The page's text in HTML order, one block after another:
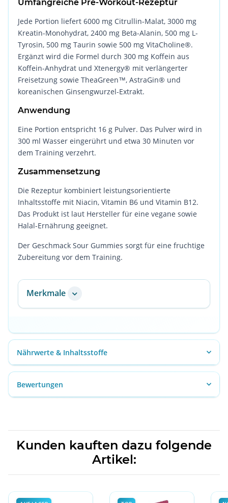
Umfangreiche Pre-Workout-Rezeptur
Jede Portion liefert 6000 mg Citrullin-Malat, 3000 mg
Kreatin-Monohydrat, 2400 mg Beta-Alanin, 500 mg L-
Tyrosin, 500 mg Taurin sowie 500 mg VitaCholine®.
Ergänzt wird die Formel durch 300 mg Koffein aus
Koffein-Anhydrat und Xtenergy® mit verlängerter
Freisetzung sowie TheaGreen™, AstraGin® und
koreanischen Ginsengwurzel-Extrakt.
Anwendung
Eine Portion entspricht 16 g Pulver. Das Pulver wird in
300 ml Wasser eingerührt und etwa 30 Minuten vor
dem Training verzehrt.
Zusammensetzung
Die Rezeptur kombiniert leistungsorientierte
Inhaltsstoffe mit Niacin, Vitamin B6 und Vitamin B12.
Das Produkt ist laut Hersteller für eine vegane sowie
Halal-Ernährung geeignet.
Der Geschmack Sour Gummies sorgt für eine fruchtige
Zubereitung vor dem Training.
Merkmale
Nährwerte & Inhaltsstoffe
Bewertungen
Kunden kauften dazu folgende
Artikel: